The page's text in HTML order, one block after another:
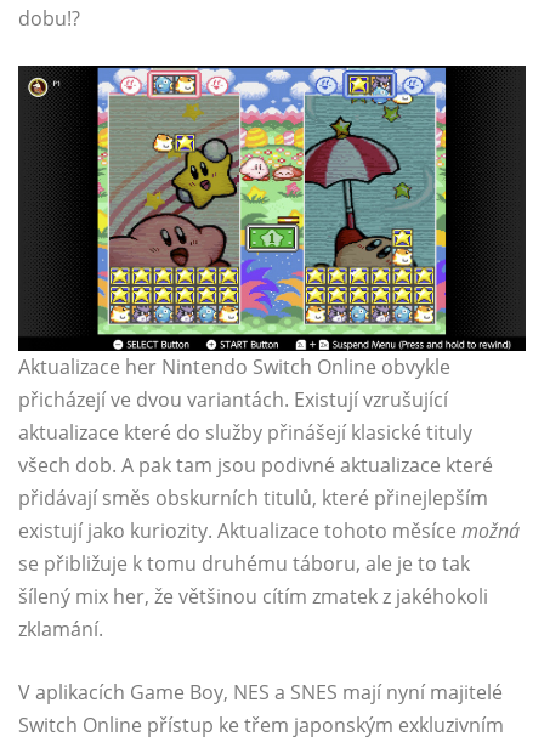
dobu!?
Aktualizace her Nintendo Switch Online obvykle
přicházejí ve dvou variantách. Existují vzrušující
aktualizace které do služby přinášejí klasické tituly
všech dob. A pak tam jsou podivné aktualizace které
přidávají směs obskurních titulů, které přinejlepším
existují jako kuriozity. Aktualizace tohoto měsíce možná
se přibližuje k tomu druhému táboru, ale je to tak
šílený mix her, že většinou cítím zmatek z jakéhokoli
zklamání.
V aplikacích Game Boy, NES a SNES mají nyní majitelé
Switch Online přístup ke třem japonským exkluzivním